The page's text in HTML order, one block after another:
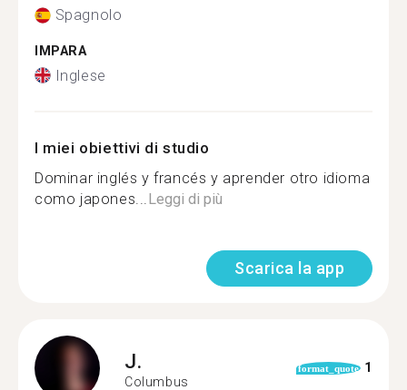
Spagnolo
IMPARA
Inglese
I miei obiettivi di studio
Dominar inglés y francés y aprender otro idioma
como japones... Leggi di più
Scarica la app
J.
Columbus
format_quote 1